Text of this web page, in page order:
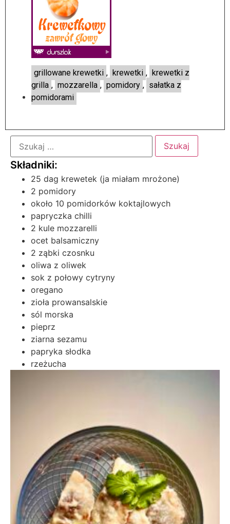
grillowane krewetki , krewetki , krewetki z
grilla , mozzarella , pomidory , sałatka z
pomidorami
25 dag krewetek (ja miałam mrożone)
2 pomidory
około 10 pomidorków koktajlowych
papryczka chilli
2 kule mozzarelli
ocet balsamiczny
2 ząbki czosnku
oliwa z oliwek
sok z połowy cytryny
oregano
zioła prowansalskie
sól morska
pieprz
ziarna sezamu
papryka słodka
rzeżucha